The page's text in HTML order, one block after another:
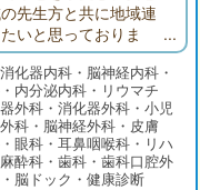
先生方と共に地域連
いと思っておりま
化器内科・脳神経内科・
内分泌内科・リウマチ
外科・消化器外科・小児
科・脳神経外科・皮膚
眼科・耳鼻咽喉科・リハ
酔科・歯科・歯科口腔外
脳ドック・健康診断